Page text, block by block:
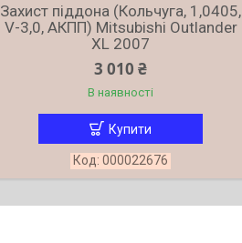
Захист піддона (Кольчуга, 1,0405,
V-3,0, АКПП) Mitsubishi Outlander
XL 2007
3 010 ₴
В наявності
Купити
000022676